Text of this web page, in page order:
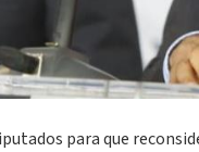
para que